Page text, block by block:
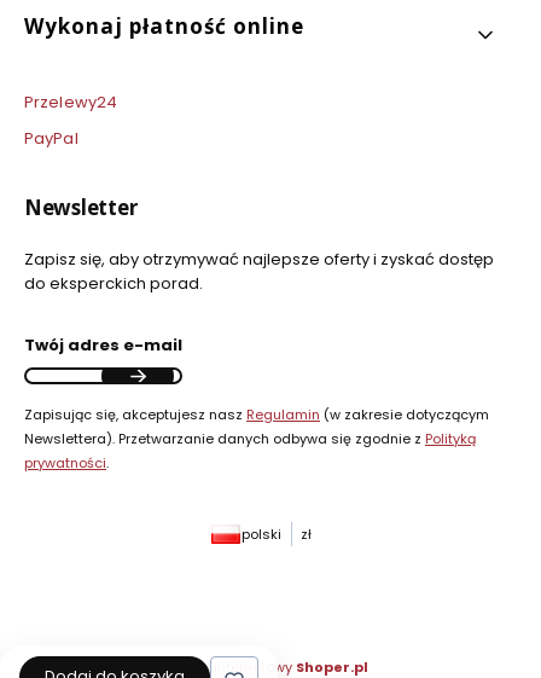
Wykonaj płatność online
Przelewy24
PayPal
Newsletter
Zapisz się, aby otrzymywać najlepsze oferty i zyskać dostęp
do eksperckich porad.
Twój adres e-mail
Zapisując się, akceptujesz nasz Regulamin (w zakresie dotyczącym
Newslettera). Przetwarzanie danych odbywa się zgodnie z Polityką
prywatności.
polski zł
Sklep internetowy Shoper.pl